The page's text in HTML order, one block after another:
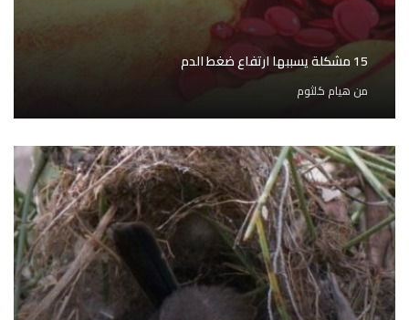
15 مشكلة يسببها ارتفاع ضغط الدم
منهيام كلثوم